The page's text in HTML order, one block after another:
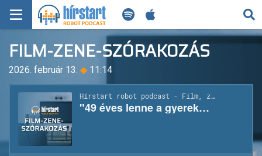
KERESÉS
KEZDŐLAP
FRISS HÍREK
TECH HÍREK
FILM-ZENE-SZÓRAKOZÁS
FILM-ZENE-SZÓRAKOZÁS
2026. február 13. ◆ 11:14